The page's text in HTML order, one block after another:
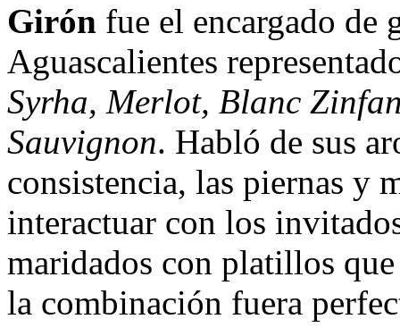
Girón fue el encargado de
Aguascalientes
Syrha, Merlot, Blanc
Sauvignon. Habló de sus
consistencia, las piernas y
interactuar con los
maridados con platillos
la combinación fuera